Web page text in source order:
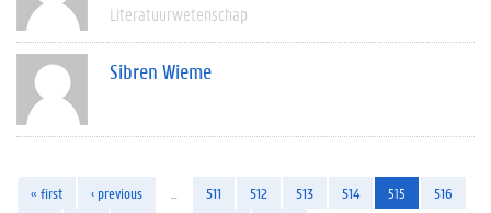
Literatuurwetenschap
Sibren Wieme
« first ‹ previous 511 512 513 514 515
516